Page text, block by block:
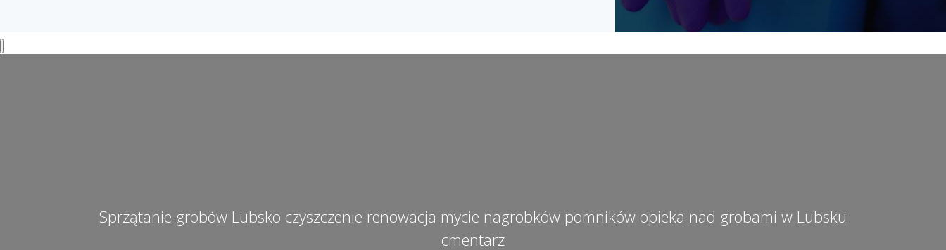
Sprzątanie grobów Lubsko czyszczenie renowacja mycie nagrobków pomników opieka nad grobami w Lubsku
cmentarz